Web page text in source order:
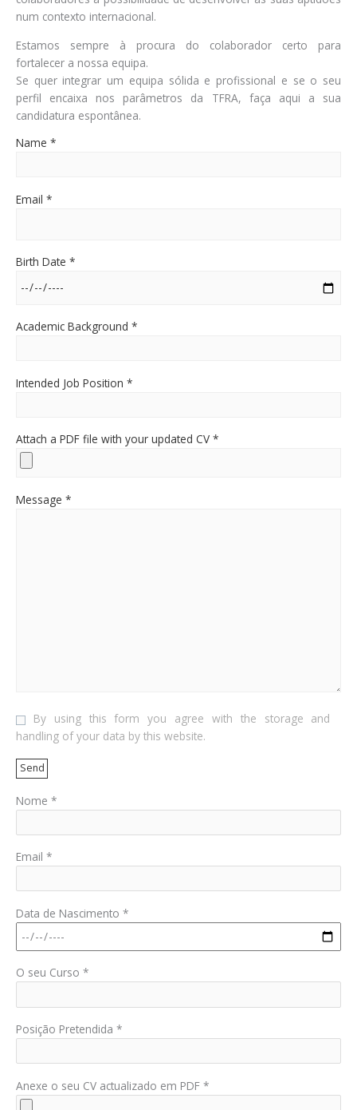
num contexto internacional.
Estamos sempre à procura do colaborador certo para
fortalecer a nossa equipa.
Se quer integrar um equipa sólida e profissional e se o seu
perfil encaixa nos parâmetros da TFRA, faça aqui a sua
candidatura espontânea.
Name *
Email *
Birth Date *
Academic Background *
Intended Job Position *
Attach a PDF file with your updated CV *
Message *
By using this form you agree with the storage and
handling of your data by this website.
Nome *
Email *
Data de Nascimento *
O seu Curso *
Posição Pretendida *
Anexe o seu CV actualizado em PDF *